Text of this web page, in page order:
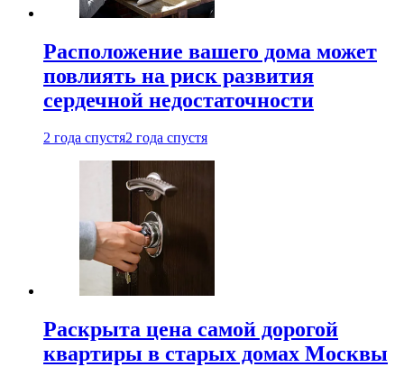
Расположение вашего дома может
повлиять на риск развития
сердечной недостаточности
2 года спустя2 года спустя
Раскрыта цена самой дорогой
квартиры в старых домах Москвы